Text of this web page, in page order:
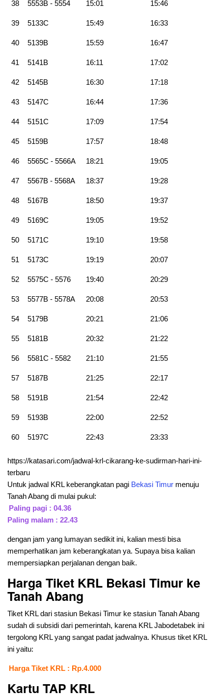
38 5553B - 5554 15:01 15:46
39 5133C 15:49 16:33
40 5139B 15:59 16:47
41 5141B 16:11 17:02
42 5145B 16:30 17:18
43 5147C 16:44 17:36
44 5151C 17:09 17:54
45 5159B 17:57 18:48
46 5565C - 5566A 18:21 19:05
47 5567B - 5568A 18:37 19:28
48 5167B 18:50 19:37
49 5169C 19:05 19:52
50 5171C 19:10 19:58
51 5173C 19:19 20:07
52 5575C - 5576 19:40 20:29
53 5577B - 5578A 20:08 20:53
54 5179B 20:21 21:06
55 5181B 20:32 21:22
56 5581C - 5582 21:10 21:55
57 5187B 21:25 22:17
58 5191B 21:54 22:42
59 5193B 22:00 22:52
60 5197C 22:43 23:33
https://katasari.com/jadwal-krl-cikarang-ke-sudirman-hari-ini-
terbaru
Untuk jadwal KRL keberangkatan pagi Bekasi Timur menuju
Tanah Abang di mulai pukul:
Paling pagi : 04.36
Paling malam : 22.43
dengan jam yang lumayan sedikit ini, kalian mesti bisa
memperhatikan jam keberangkatan ya. Supaya bisa kalian
mempersiapkan perjalanan dengan baik.
Harga Tiket KRL Bekasi Timur ke
Tanah Abang
Tiket KRL dari stasiun Bekasi Timur ke stasiun Tanah Abang
sudah di subsidi dari pemerintah, karena KRL Jabodetabek ini
tergolong KRL yang sangat padat jadwalnya. Khusus tiket KRL
ini yaitu:
Harga Tiket KRL : Rp.4.000
Kartu TAP KRL